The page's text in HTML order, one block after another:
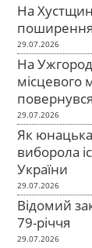
На
29.07.2026
На
місцевого
повернувся
29.07.2026
Як юнацька
виборола
України
29.07.2026
Відомий
79-річчя
29.07.2026